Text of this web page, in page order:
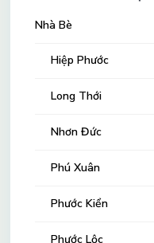
Nhà Bè
Hiệp Phước
Long Thới
Nhơn Đức
Phú Xuân
Phước Kiển
Phước Lộc